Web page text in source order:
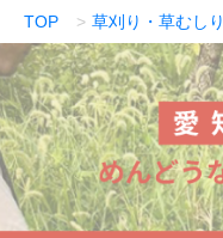
TOP 草刈り・草むしり